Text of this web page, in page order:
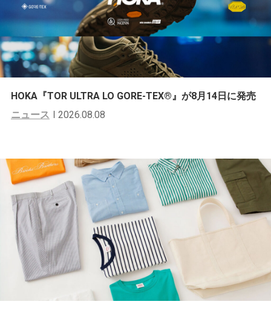
HOKA『TOR ULTRA LO GORE-TEX®︎』が8月14日に発売
ニュース
2026.08.08